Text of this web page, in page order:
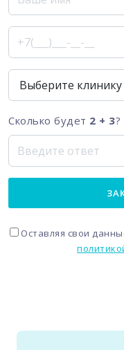
Сколько будет 2 + 3
Оставляя свои